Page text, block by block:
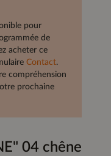
pour
de
acheter ce
Contact.
compréhension
prochaine
04 chêne